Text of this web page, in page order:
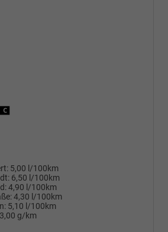
5,00 l/100km
6,50 l/100km
4,90 l/100km
4,30 l/100km
5,10 l/100km
g/km